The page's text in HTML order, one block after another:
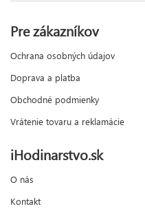
Pre zákazníkov
Ochrana osobných údajov
Doprava a platba
Obchodné podmienky
Vrátenie tovaru a reklamácie
iHodinarstvo.sk
O nás
Kontakt